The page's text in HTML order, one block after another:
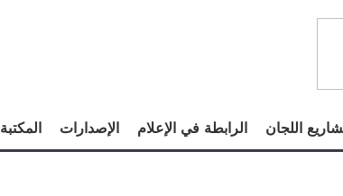
اللجان الرابطة في الإعلام الإصدارات المكتبة